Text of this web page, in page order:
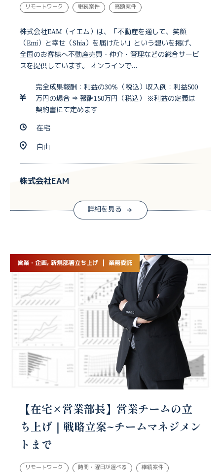
リモートワーク 継続案件 高額案件
株式会社EAM（イエム）は、「不動産を通して、笑顔
（Emi）と幸せ（Shia）を届けたい」という想いを掲げ、
全国のお客様へ不動産売買・仲介・管理などの総合サービ
スを提供しています。 オンラインで...
完全成果報酬：利益の30％（税込）収入例：利益500
万円の場合 ⇒ 報酬150万円（税込） ※利益の定義は
契約書にて定めます
在宅
自由
株式会社EAM
詳細を見る
営業・企画, 新規部署立ち上げ | 業務委託
【在宅×営業部長】営業チームの立
ち上げ｜戦略立案~チームマネジメン
トまで
リモートワーク 時間・曜日が選べる 継続案件